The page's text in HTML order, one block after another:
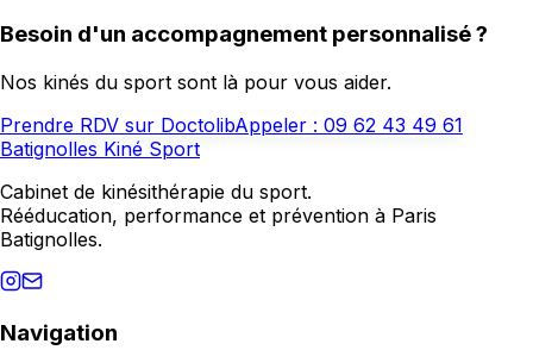
Besoin d'un accompagnement personnalisé ?
Nos kinés du sport sont là pour vous aider.
Prendre RDV sur DoctolibAppeler : 09 62 43 49 61
Batignolles Kiné Sport
Cabinet de kinésithérapie du sport.
Rééducation, performance et prévention à Paris
Batignolles.
Navigation